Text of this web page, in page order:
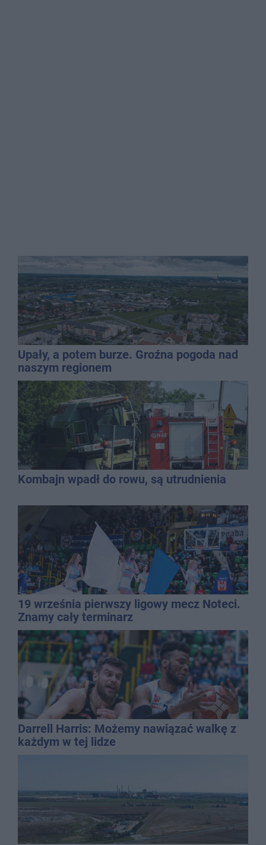
Upały, a potem burze. Groźna pogoda nad
naszym regionem
Kombajn wpadł do rowu, są utrudnienia
19 września pierwszy ligowy mecz Noteci.
Znamy cały terminarz
Darrell Harris: Możemy nawiązać walkę z
każdym w tej lidze